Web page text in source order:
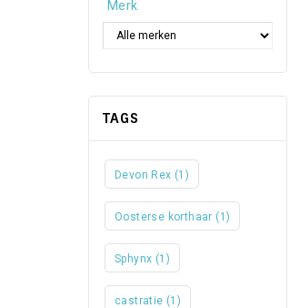
Merk
TAGS
Devon Rex (1)
Oosterse korthaar (1)
Sphynx (1)
castratie (1)